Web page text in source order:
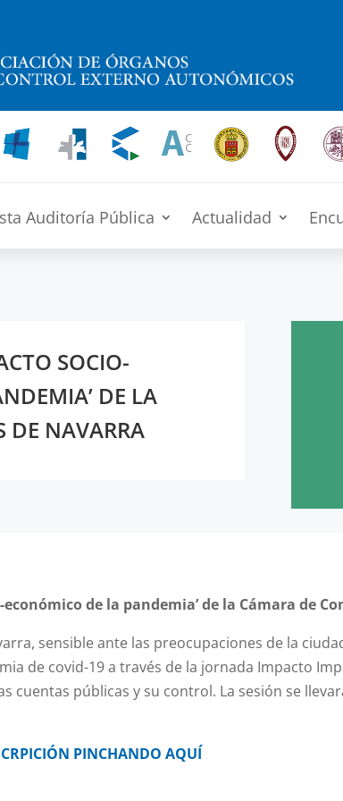
Auditoría Pública Actualidad
SOCIO-
DE LA
DE NAVARRA
de la pandemia’ de la Cámara de
sensible ante las preocupaciones de la
de covid-19 a través de la jornada Impacto
cuentas públicas y su control. La sesión se
PINCHANDO AQUÍ